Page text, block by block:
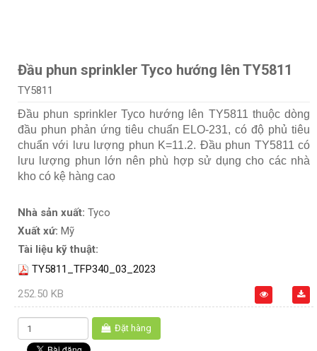
Đầu phun sprinkler Tyco hướng lên TY5811
TY5811
Đầu phun sprinkler Tyco hướng lên TY5811 thuộc dòng
đầu phun phản ứng tiêu chuẩn ELO-231, có độ phủ tiêu
chuẩn với lưu lượng phun K=11.2. Đầu phun TY5811 có
lưu lượng phun lớn nên phù hợp sử dụng cho các nhà
kho có kệ hàng cao
Nhà sản xuất: Tyco
Xuất xứ: Mỹ
Tài liệu kỹ thuật:
TY5811_TFP340_03_2023
252.50 KB
Đặt hàng